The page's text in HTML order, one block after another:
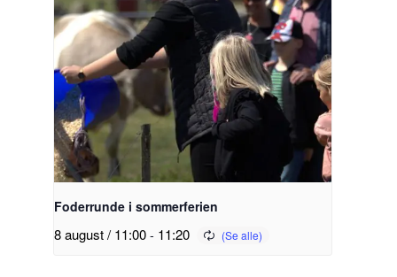
Foderrunde i sommerferien
8 august / 11:00- 11:20